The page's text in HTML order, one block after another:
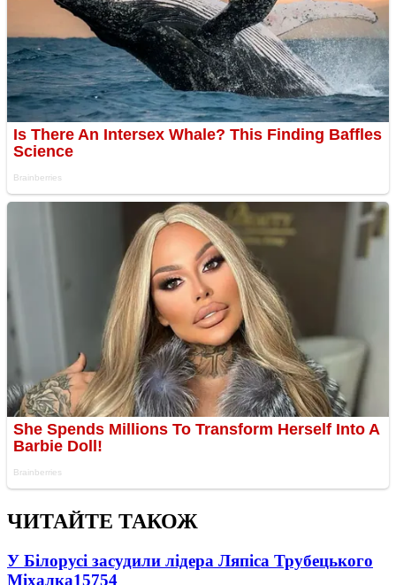
ЧИТАЙТЕ ТАКОЖ
У Білорусі засудили лідера Ляпіса Трубецького
Міхалка15754